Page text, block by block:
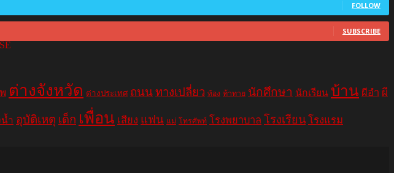
FOLLOW
SUBSCRIBE
ต่างจังหวัด ต่างประเทศ ถนนทางเปลี่ยว ท้อง ท้าทาย นักศึกษา นักเรียน บ้าน ผีอำ ผี
ำ อุบัติเหตุ เด็ก เพื่อน เสียง แฟน แม่ โทรศัพท์ โรงพยาบาล โรงเรียน โรงแรม